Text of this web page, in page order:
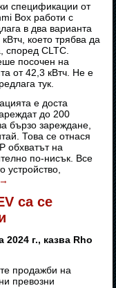
спецификации от
Box работи с
в два варианта
което трябва да
според CLTC.
посочен на
от 42,3 кВтч. Не е
тук.
е доста
до 200
бързо зареждане,
Това се отнася
обхватът на
по-нисък. Все
→
са се
2024 г., казва Rho
продажби на
превозни